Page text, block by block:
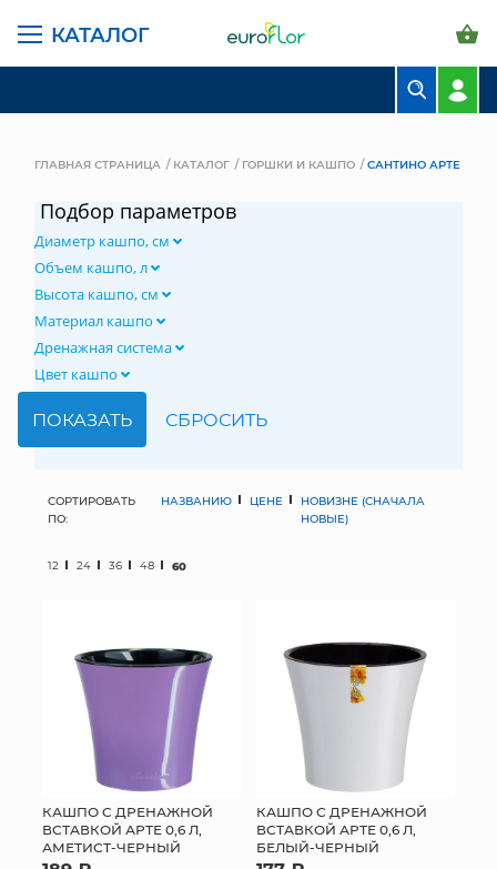
КАТАЛОГ
СВАДЕБНАЯ ФЛОРИСТИКА
КОМНАТНЫЕ РАСТЕНИЯ
ИСКУССТВЕННЫЕ ЦВЕТЫ
ПАКЕТЫ И СУМКИ
ПОДАРОЧНЫЕ КАРТЫ
ГЛАВНАЯ СТРАНИЦА КАТАЛОГ ГОРШКИ И КАШПО САНТИНО АРТЕ
Подбор параметров
Диаметр кашпо, см
Объем кашпо, л
Высота кашпо, см
Материал кашпо
Дренажная система
Цвет кашпо
СОРТИРОВАТЬ
ПО:
НАЗВАНИЮ ЦЕНЕ
НОВИЗНЕ (СНАЧАЛА
НОВЫЕ)
12 24 36 48 60
КАШПО С ДРЕНАЖНОЙ
ВСТАВКОЙ АРТЕ 0,6 Л,
АМЕТИСТ-ЧЕРНЫЙ
КАШПО С ДРЕНАЖНОЙ
ВСТАВКОЙ АРТЕ 0,6 Л,
БЕЛЫЙ-ЧЕРНЫЙ